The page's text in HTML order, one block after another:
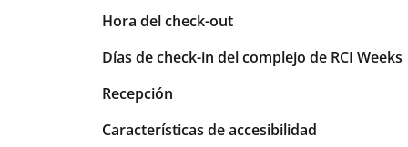
Hora del check-out
Días de check-in del complejo de RCI Weeks
Recepción
Características de accesibilidad